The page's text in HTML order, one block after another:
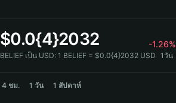
$0.0{4}2032 -1.26%
BELIEF เป็น USD: 1 BELIEF = $0.0{4}2032 USD 1วัน
4 ชม. 1 วัน 1 สัปดาห์